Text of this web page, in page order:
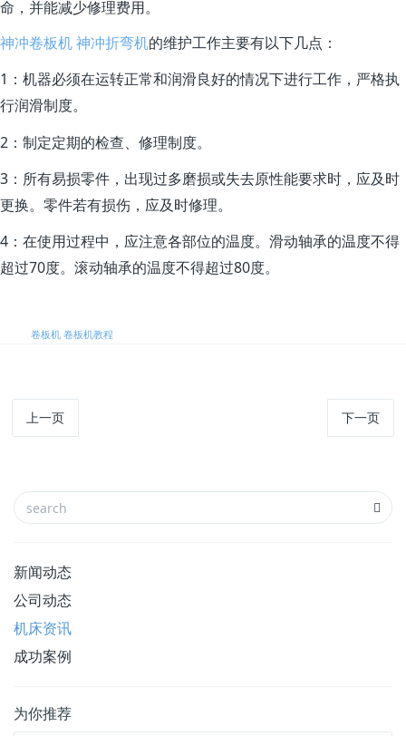
命，并能减少修理费用。
神冲卷板机 神冲折弯机的维护工作主要有以下几点：
1 ：机器必须在运转正常和润滑良好的情况下进行工作，严格执
行润滑制度。
2 ：制定定期的检查、修理制度。
3 ：所有易损零件，出现过多磨损或失去原性能要求时，应及时
更换。零件若有损伤，应及时修理。
4 ：在使用过程中，应注意各部位的温度。滑动轴承的温度不得
超过70度。滚动轴承的温度不得超过80度。
卷板机 卷板机教程
上一页 下一页
新闻动态
公司动态
机床资讯
成功案例
为你推荐